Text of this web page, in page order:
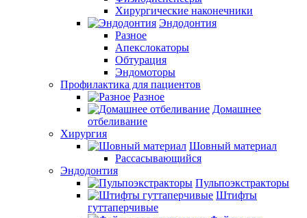
Хирургические наконечники
Эндодонтия
Разное
Апекслокаторы
Обтурация
Эндомоторы
Профилактика для пациентов
Разное
Домашнее
отбеливание
Хирургия
Шовный материал
Рассасывающийся
Эндодонтия
Пульпоэкстракторы
Штифты
гуттаперчивые